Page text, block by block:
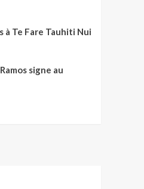
Te Fare Tauhiti Nui
signe au